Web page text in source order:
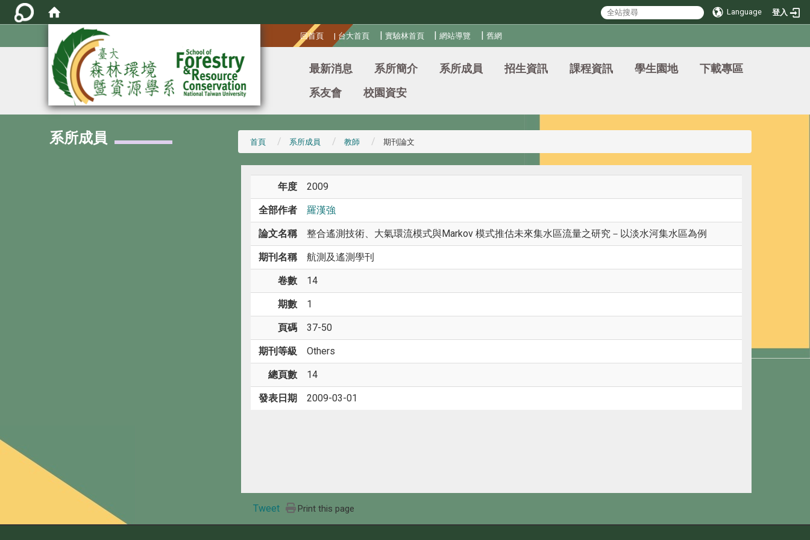
Language 登入
回首頁 | 台大首頁 | 實驗林首頁 |網站導覽 |舊網
最新消息 系所簡介 系所成員 招生資訊 課程資訊 學生園地
下載專區
系友會
校園資安
系所成員 首頁 系所成員 教師 期刊論文
年度 2009
全部作者 羅漢強
論文名稱 整合遙測技術、大氣環流模式與Markov 模式推估未來集水區流量之研究－以淡水河集水區為例
期刊名稱 航測及遙測學刊
卷數 14
期數 1
頁碼 37-50
期刊等級 Others
總頁數 14
發表日期 2009-03-01
Tweet Print this page